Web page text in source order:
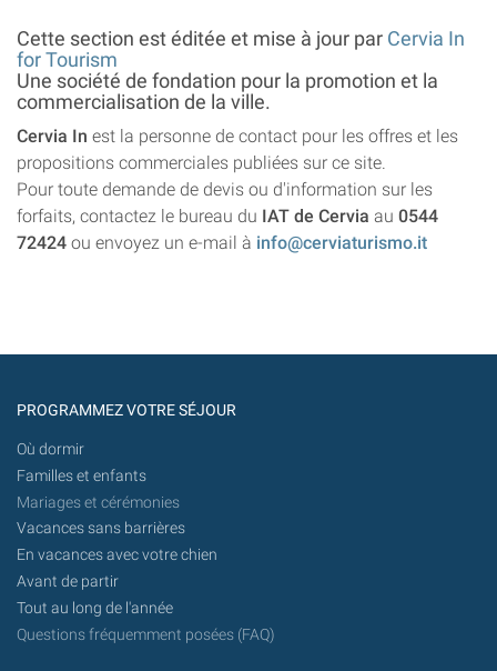
Cette section est éditée et mise à jour par Cervia In
for Tourism
Une société de fondation pour la promotion et la
commercialisation de la ville.
Cervia In est la personne de contact pour les offres et les
propositions commerciales publiées sur ce site.
Pour toute demande de devis ou d'information sur les
forfaits, contactez le bureau du IAT de Cervia au 0544
72424 ou envoyez un e-mail à info@cerviaturismo.it
PROGRAMMEZ VOTRE SÉJOUR
Où dormir
Familles et enfants
Mariages et cérémonies
Vacances sans barrières
En vacances avec votre chien
Avant de partir
Tout au long de l'année
Questions fréquemment posées (FAQ)